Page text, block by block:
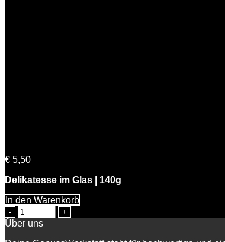
€ 5,50
Delikatesse im Glas | 140g
In den Warenkorb
BIO
Marillen
Über uns